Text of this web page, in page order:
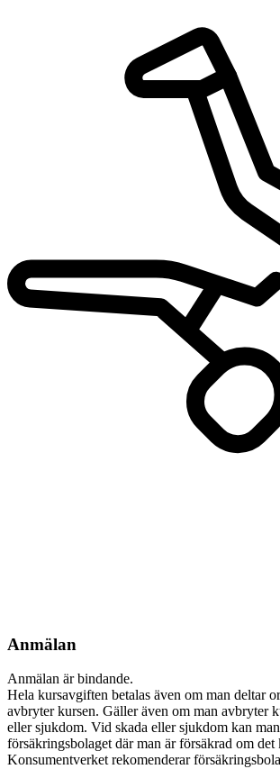
Anmälan
Anmälan är bindande.
Hela kursavgiften betalas även om man deltar
avbryter kursen. Gäller även om man avbryter
eller sjukdom. Vid skada eller sjukdom kan
försäkringsbolaget där man är försäkrad om det
Konsumentverket rekomenderar